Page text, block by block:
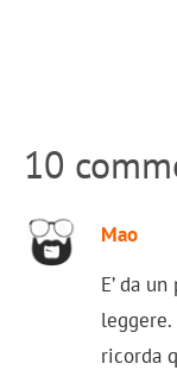
10
Mao
E’ da
ricorda